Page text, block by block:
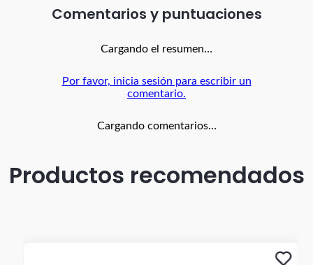
Comentarios
Cargando el resumen…
Por favor, inicia sesión para escribir un
comentario.
Cargando comentarios…
Productos recomendados